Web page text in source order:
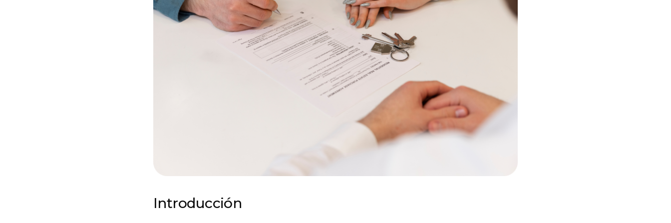
Introducción